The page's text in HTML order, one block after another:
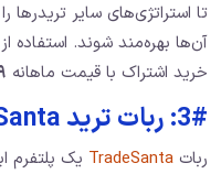
تا استراتژی‌های سایر تریدرها
آن‌ها بهره‌مند شوند. استفاده
خرید اشتراک با قیمت ماهانه
3#: ربات ترید TradeSanta
ربات TradeSanta یک پلتفرم